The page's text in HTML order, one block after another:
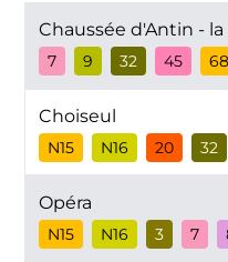
Chaussée d'Antin -
7
9 32 45 68
Choiseul
N15
N16 20 32
Opéra
N15
N16 3 7